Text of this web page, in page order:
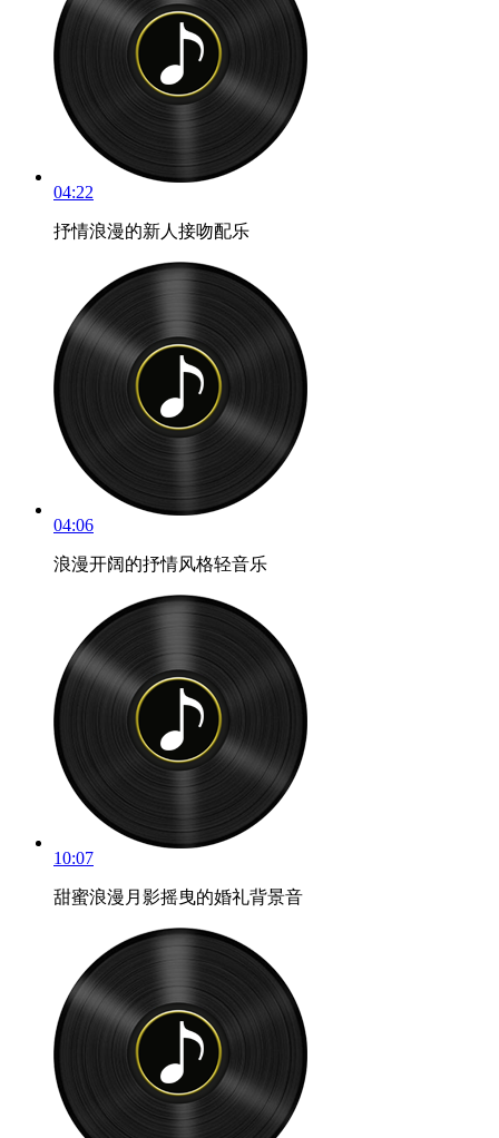
04:22
抒情浪漫的新人接吻配乐
04:06
浪漫开阔的抒情风格轻音乐
10:07
甜蜜浪漫月影摇曳的婚礼背景音